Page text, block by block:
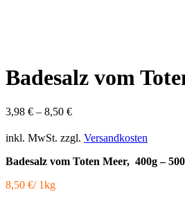
Badesalz vom
3,98 € – 8,50 €
inkl. MwSt. zzgl. Versandkosten
Badesalz vom Toten Meer, 400g –
8,50 €/ 1kg